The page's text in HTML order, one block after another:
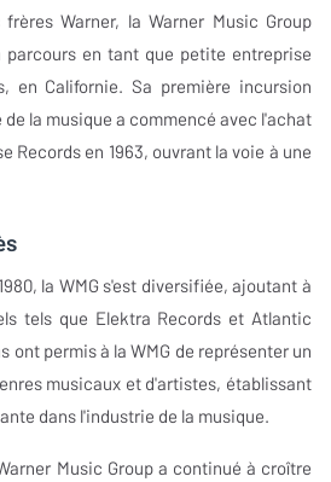
Warner, la Warner Music Group
parcours en tant que petite entreprise
en Californie. Sa première incursion
la musique a commencé avec l'achat
Records en 1963, ouvrant la voie à une
la WMG s'est diversifiée, ajoutant à
tels que Elektra Records et Atlantic
ont permis à la WMG de représenter un
musicaux et d'artistes, établissant
dans l'industrie de la musique.
Music Group a continué à croître